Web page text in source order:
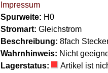
Impressum
Spurweite: H0
Stromart: Gleichstrom
Beschreibung: 8fach
Wahrnhinweis: Nicht
Lagerstatus:
Artikel ist